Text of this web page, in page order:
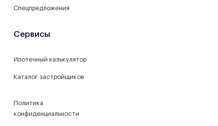
Спецпредложения
Сервисы
Ипотечный калькулятор
Каталог застройщиков
Политика
конфиденциальности